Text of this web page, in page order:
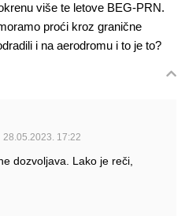
više te letove BEG-PRN.
proći kroz granične
i na aerodromu i to je to?
28.05.2023. 17:22
dozvoljava. Lako je reči,